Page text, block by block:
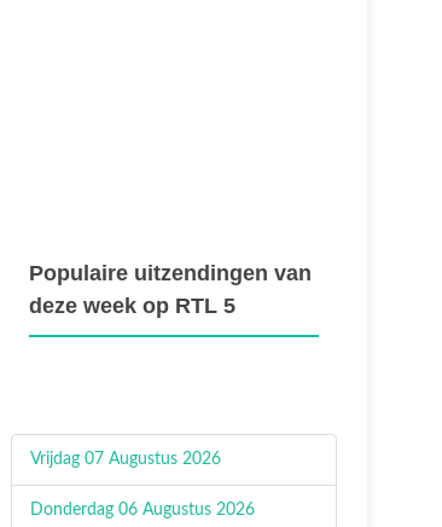
Populaire uitzendingen van
deze week op RTL 5
Vrijdag 07 Augustus 2026
Donderdag 06 Augustus 2026